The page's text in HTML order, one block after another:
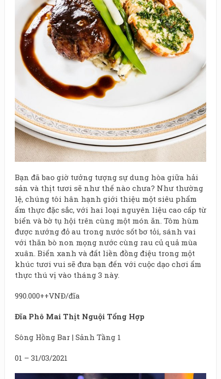
Bạn đã bao giờ tưởng tượng sự dung hòa giữa hải
sản và thịt tươi sẽ như thế nào chưa? Như thường
lệ, chúng tôi hân hạnh giới thiệu một siêu phẩm
ẩm thực đặc sắc, với hai loại nguyên liệu cao cấp từ
biển và bờ tụ hội trên cùng một món ăn. Tôm hùm
được nướng đỏ au trong nước sốt bơ tỏi, sánh vai
với thăn bò non mọng nước cùng rau củ quả mùa
xuân. Biển xanh và đất liền đồng điệu trong một
khúc tươi vui sẽ đưa bạn đến với cuộc dạo chơi ẩm
thực thú vị vào tháng 3 này.
990.000++VNĐ/đĩa
Đĩa Phô Mai Thịt Nguội Tổng Hợp
Sông Hồng Bar | Sảnh Tầng 1
01 – 31/03/2021